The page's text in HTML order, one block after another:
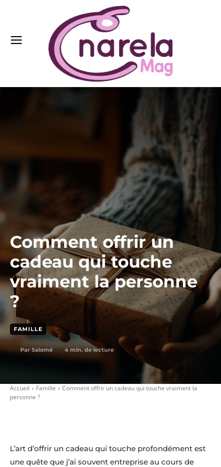
Comment offrir un
cadeau qui touche
vraiment la personne
?
FAMILLE
Par Salomé 4min. de lecture
Accueil Famille
Comment offrir un cadeau qui touche vraiment la
personne ?
L’art d’offrir un cadeau qui touche profondément est
une quête que j’ai souvent entreprise au cours de